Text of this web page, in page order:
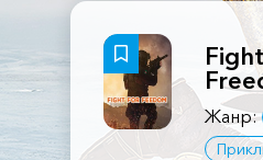
Жанр: